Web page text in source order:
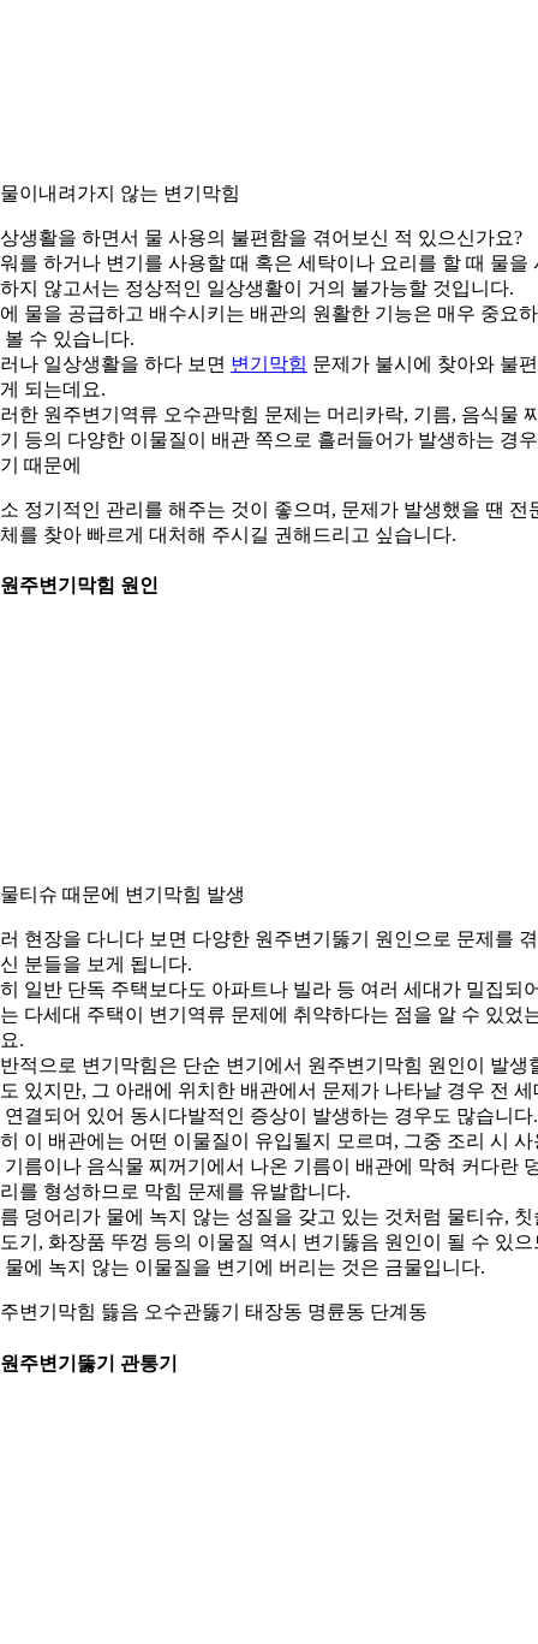
이내려가지 않는 변기막힘
생활을 하면서 물 사용의 불편함을 겪어보신 적 있으신가요?
를 하거나 변기를 사용할 때 혹은 세탁이나 요리를 할 때 물을
지 않고서는 정상적인 일상생활이 거의 불가능할 것입니다.
물을 공급하고 배수시키는 배관의 원활한 기능은 매우 중요
볼 수 있습니다.
나 일상생활을 하다 보면 변기막힘 문제가 불시에 찾아와 불
되는데요.
한 원주변기역류 오수관막힘 문제는 머리카락, 기름, 음식물
등의 다양한 이물질이 배관 쪽으로 흘러들어가 발생하는 경
때문에
정기적인 관리를 해주는 것이 좋으며, 문제가 발생했을 땐 전
를 찾아 빠르게 대처해 주시길 권해드리고 싶습니다.
주변기막힘 원인
티슈 때문에 변기막힘 발생
현장을 다니다 보면 다양한 원주변기뚫기 원인으로 문제를
분들을 보게 됩니다.
일반 단독 주택보다도 아파트나 빌라 등 여러 세대가 밀집되
다세대 주택이 변기역류 문제에 취약하다는 점을 알 수 있었
.
적으로 변기막힘은 단순 변기에서 원주변기막힘 원인이 발생
있지만, 그 아래에 위치한 배관에서 문제가 나타날 경우 전 세
연결되어 있어 동시다발적인 증상이 발생하는 경우도 많습니다.
이 배관에는 어떤 이물질이 유입될지 모르며, 그중 조리 시 사
기름이나 음식물 찌꺼기에서 나온 기름이 배관에 막혀 커다란
를 형성하므로 막힘 문제를 유발합니다.
덩어리가 물에 녹지 않는 성질을 갖고 있는 것처럼 물티슈, 칫
기, 화장품 뚜껑 등의 이물질 역시 변기뚫음 원인이 될 수 있으
물에 녹지 않는 이물질을 변기에 버리는 것은 금물입니다.
변기막힘 뜷음 오수관뚫기 태장동 명륜동 단계동
주변기뚫기 관통기